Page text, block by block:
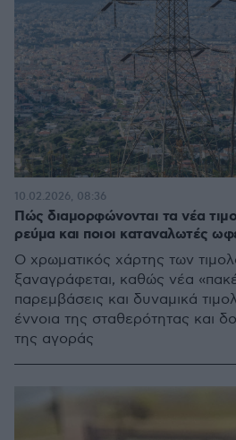
Πώς διαμορφώνονται τα νέα
ρεύμα και ποιοι καταναλωτές
Ο χρωματικός χάρτης των
ξαναγράφεται, καθώς νέα
παρεμβάσεις και δυναμικά
έννοια της σταθερότητας και
της αγοράς
10.02.2026, 08:36